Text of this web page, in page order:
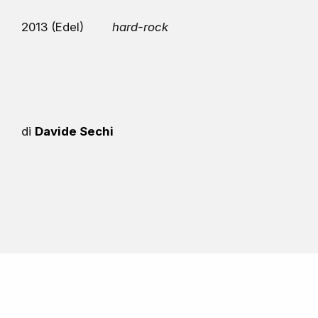
2013 (Edel) hard-rock
di Davide Sechi